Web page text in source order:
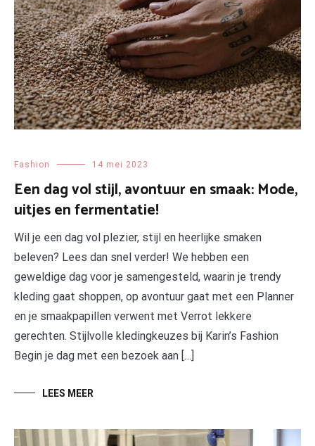
Fashion 14 mei 2023
Een dag vol stijl, avontuur en smaak: Mode,
uitjes en fermentatie!
Wil je een dag vol plezier, stijl en heerlijke smaken
beleven? Lees dan snel verder! We hebben een
geweldige dag voor je samengesteld, waarin je trendy
kleding gaat shoppen, op avontuur gaat met een Planner
en je smaakpapillen verwent met Verrot lekkere
gerechten. Stijlvolle kledingkeuzes bij Karin’s Fashion
Begin je dag met een bezoek aan […]
LEES MEER